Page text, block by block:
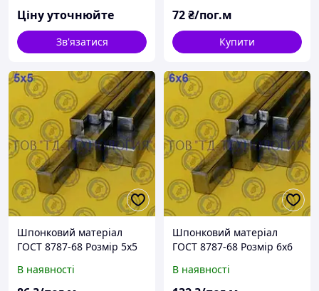
Ціну уточнюйте
Зв'язатися
72₴/пог.м
Купити
Шпонковий матеріал
ГОСТ 8787-68 Розмір 5х5
В наявності
Шпонковий матеріал
ГОСТ 8787-68 Розмір 6х6
В наявності